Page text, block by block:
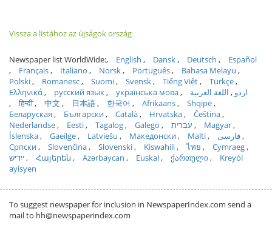
Vissza a listához az újságok ország
Newspaper list WorldWide: English Dansk Deutsch
Español
Français
Italiano Norsk Português
Bahasa Melayu
Polski
Romanesc Suomi Svensk Tiếng Việt
Türkçe
Ελληνικά
русский язык українська мова اردو
اللغة العربية
हिन्दी
中文 日本語 한국어 Afrikaans
Shqipe
Беларуская
Български Català Hrvatska
Čeština
Nederlandse
Eesti Tagalog Galego עברית
Magyar
Íslenska
Gaeilge Latviešu Македонски Malti
فارسی
Српски
Slovenčina Slovenski Kiswahili ไทย
Cymraeg
ייִדיש
Հայերեն Azərbaycan Euskal ქართული
Kreyòl
ayisyen
To suggest newspaper for inclusion in NewspaperIndex.com send a
mail to hh@newspaperindex.com